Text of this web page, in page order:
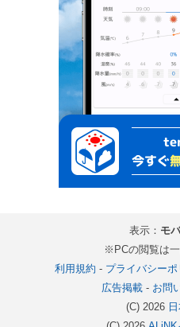
表示： モ
※PCの閲覧は
利用規約 - プライバシーポ
広告掲載- お問
(C) 2026